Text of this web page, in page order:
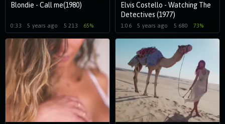
Blondie - Call me(1980)
0:33 5 years ago 5 213 65%
Elvis Costello - Watching The
Detectives (1977)
1:06 5 years ago 5 680 73%